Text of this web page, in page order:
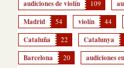
audiciones de violín 109
Madrid 54 violín 44
Cataluña 22 Catalunya
Barcelona 20 audiciones